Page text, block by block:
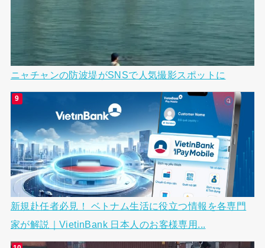
ニャチャンの防波堤がSNSで人気撮影スポットに
新規赴任者必見！ ベトナム生活に役立つ情報を各専門
家が解説｜VietinBank 日本人のお客様専用...